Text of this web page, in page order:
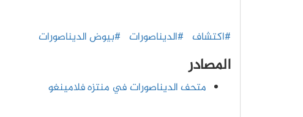
#اكتشاف #الديناصورات #بيوض الديناصورات
المصادر
متحف الديناصورات في منتزه فلامينغو